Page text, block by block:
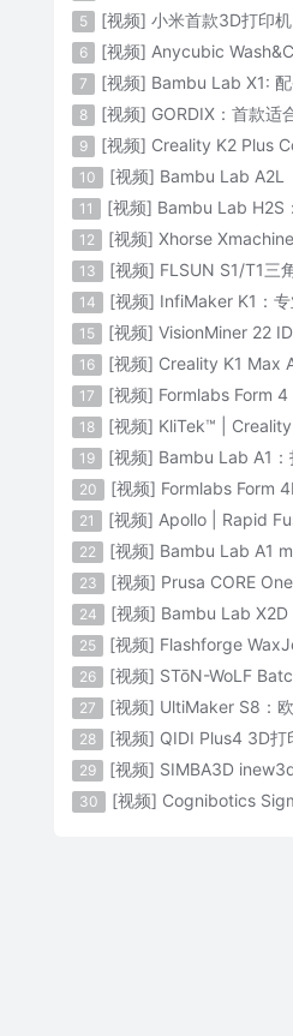
5 [视频] 小米首款3D打印机：自动进退料、AI云切片、人
6 [视频] Anycubic Wash&Cure Max：清洗+
7 [视频] Bambu Lab X1: 配备激光雷达和人工智能
8 [视频] GORDIX：首款适合各种空间限制
9 [视频] Creality K2 Plus Combo：色彩与
10 [视频] Bambu Lab A2L ：超大尺寸家用打印机
11 [视频] Bambu Lab H2S：你的
12 [视频] Xhorse Xmachine XM-100桌面级五轴CNC
13 [视频] FLSUN S1/T1三角洲超高速3D打印
14 [视频] InfiMaker K1：专业级桌
15 [视频] VisionMiner 22 IDEX V3：2024年最
16 [视频] Creality K1 Max AI高速3D打印机：600mm/
17 [视频] Formlabs Form 4 桌面SLA极速3D打
18 [视频] KliTek™ | Creality 的新
19 [视频] Bambu Lab A1：打造
20 [视频] Formlabs Form 4L：以惊人的
21 [视频] Apollo | Rapid Fusion 大幅
22 [视频] Bambu Lab A1 mini悬臂3D打印机
23 [视频] Prusa CORE One – 全封闭高速CoreXY 3D打
24 [视频] Bambu Lab X2D：卓
25 [视频] Flashforge WaxJet 510：重新定义精度
26 [视频] STōN-WoLF Batch 2：一款革命性的
27 [视频] UltiMaker S8：欧洲制造的最快的桌
28 [视频] QIDI Plus4 3D打印机：
29 [视频] SIMBA3D inew3d QC2A：基于AI建模
30 [视频] Cognibotics SigmaTau3000 轻型机